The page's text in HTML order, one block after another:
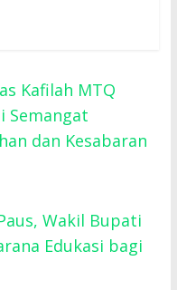
Kafilah MTQ
Semangat
dan Kesabaran
Wakil Bupati
Edukasi bagi